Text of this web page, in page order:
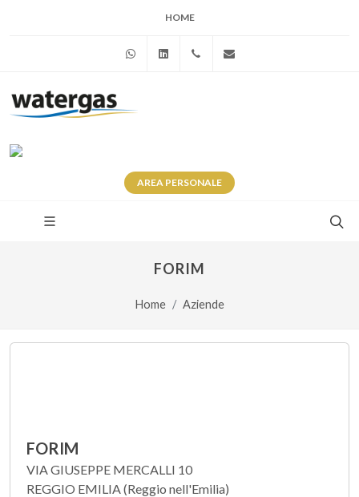
HOME
WhatsAppLinkedin+39 345 281 0246
AREA PERSONALE
FORIM
Home Aziende
FORIM
VIA GIUSEPPE MERCALLI 10
REGGIO EMILIA (Reggio nell'Emilia)